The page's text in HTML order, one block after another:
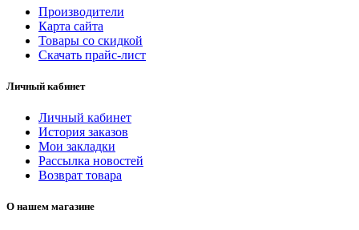
Производители
Карта сайта
Товары со скидкой
Скачать прайс-лист
Личный кабинет
Личный кабинет
История заказов
Мои закладки
Рассылка новостей
Возврат товара
О нашем магазине